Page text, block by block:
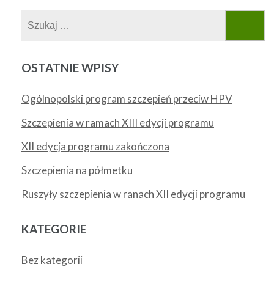
OSTATNIE WPISY
Ogólnopolski program szczepień przeciw HPV
Szczepienia w ramach XIII edycji programu
XII edycja programu zakończona
Szczepienia na półmetku
Ruszyły szczepienia w ranach XII edycji programu
KATEGORIE
Bez kategorii